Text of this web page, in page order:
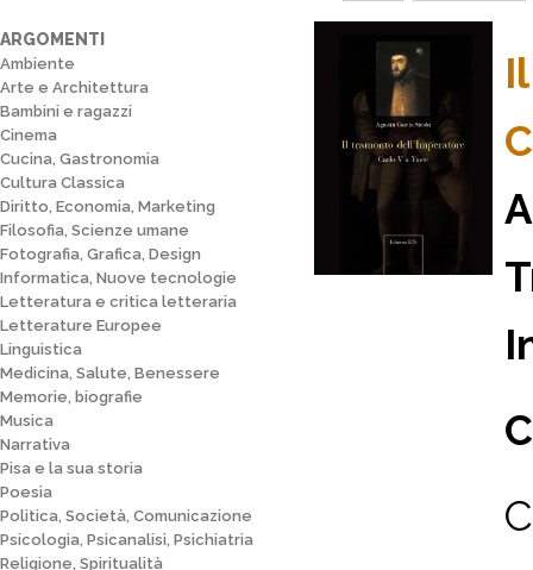
ARGOMENTI
Ambiente
Arte e Architettura
Bambini e ragazzi
Cinema
Cucina, Gastronomia
Cultura Classica
Diritto, Economia, Marketing
Filosofia, Scienze umane
Fotografia, Grafica, Design
Informatica, Nuove tecnologie
Letteratura e critica letteraria
Letterature Europee
Linguistica
Medicina, Salute, Benessere
Memorie, biografie
Musica
Narrativa
Pisa e la sua storia
Poesia
Politica, Società, Comunicazione
Psicologia, Psicanalisi, Psichiatria
Religione, Spiritualità